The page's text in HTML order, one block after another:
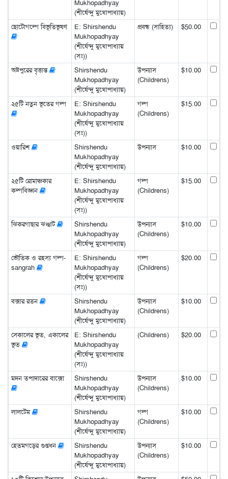
Mukhopadhyay
(শীর্ষেন্দু মুখোপাধ্যায়)
ছোটোগল্পে বিভূতিভূষণ
E: Shirshendu
Mukhopadhyay
(শীর্ষেন্দু মুখোপাধ্যায়
(সঃ))
প্রবন্ধ (সাহিত্য) $50.00
অষ্টপুরের বৃত্তান্ত
Shirshendu
Mukhopadhyay
(শীর্ষেন্দু মুখোপাধ্যায়)
উপন্যাস
(Childrens)
$10.00
২৫টি নতুন ভূতের গল্প
E: Shirshendu
Mukhopadhyay
(শীর্ষেন্দু মুখোপাধ্যায়
(সঃ))
গল্প
(Childrens)
$15.00
ওয়ারিশ
Shirshendu
Mukhopadhyay
(শীর্ষেন্দু মুখোপাধ্যায়)
উপন্যাস $10.00
২৫টি রোমাঞ্চকার
কল্পবিজ্ঞান
E: Shirshendu
Mukhopadhyay
(শীর্ষেন্দু মুখোপাধ্যায়
(সঃ))
গল্প
(Childrens)
$15.00
ঝিকরগাছার ঝঞ্ঝাট
Shirshendu
Mukhopadhyay
(শীর্ষেন্দু মুখোপাধ্যায়)
উপন্যাস
(Childrens)
$10.00
ভৌতিক ও রহস্য গল্প-
sangrah
E: Shirshendu
Mukhopadhyay
(শীর্ষেন্দু মুখোপাধ্যায়
(সঃ))
গল্প
(Childrens)
$20.00
বক্সার রতন
Shirshendu
Mukhopadhyay
(শীর্ষেন্দু মুখোপাধ্যায়)
উপন্যাস
(Childrens)
$10.00
সেকালের ভূত, একালের
ভূত
E: Shirshendu
Mukhopadhyay
(শীর্ষেন্দু মুখোপাধ্যায়
(সঃ))
(Childrens) $20.00
মদন তপাদারের বাক্সো
Shirshendu
Mukhopadhyay
(শীর্ষেন্দু মুখোপাধ্যায়)
উপন্যাস
(Childrens)
$10.00
লালটেম
Shirshendu
Mukhopadhyay
(শীর্ষেন্দু মুখোপাধ্যায়)
গল্প
(Childrens)
$10.00
হেতমগড়ের গুপ্তধন
Shirshendu
Mukhopadhyay
(শীর্ষেন্দু মুখোপাধ্যায়)
উপন্যাস
(Childrens)
$10.00